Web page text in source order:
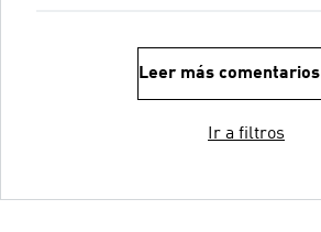
Leer más comentarios
Ir a filtros